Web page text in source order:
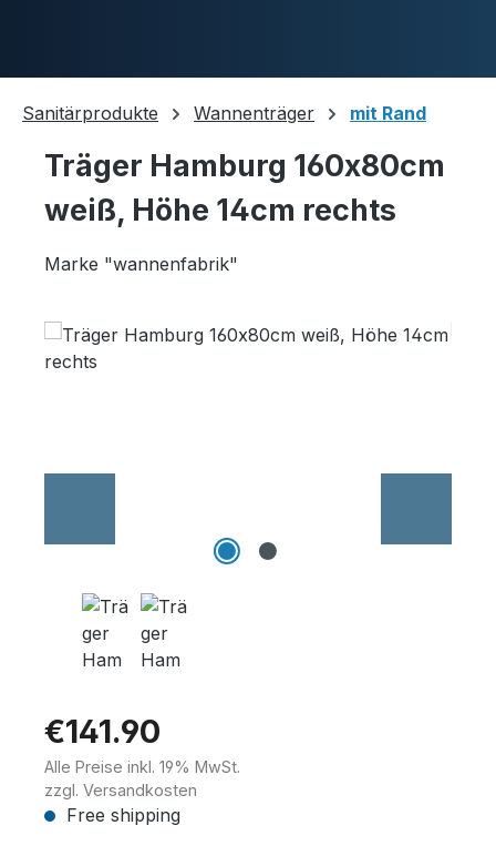
Duschwannen
Ablaufgarnituren
Wannenträger
Sanitärprodukte Wannenträger mit Rand
Träger Hamburg 160x80cm
weiß, Höhe 14cm rechts
Marke "wannenfabrik"
Skip image gallery
€141.90
Alle Preise inkl. 19% MwSt.
zzgl. Versandkosten
Free shipping